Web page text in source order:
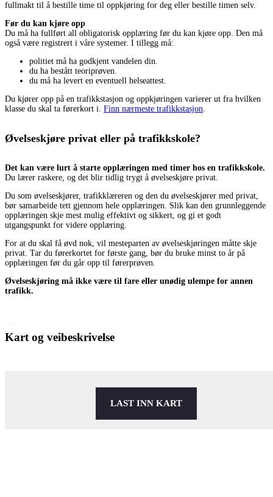
fullmakt til å bestille time til oppkjøring for deg eller bestille timen selv.
Før du kan kjøre opp
Du må ha fullført all obligatorisk opplæring før du kan kjøre opp. Den må
også være registrert i våre systemer. I tillegg må:
politiet må ha godkjent vandelen din.
du ha bestått teoriprøven.
du må ha levert en eventuell helseattest.
Du kjører opp på en trafikkstasjon og oppkjøringen varierer ut fra hvilken
klasse du skal ta førerkort i. Finn nærmeste trafikkstasjon
Øvelseskjøre privat eller på trafikkskole?
Det kan være lurt å starte opplæringen med timer hos en trafikkskole.
Du lærer raskere, og det blir tidlig trygt å øvelseskjøre privat.
Du som øvelseskjører, trafikklæreren og den du øvelseskjører med privat,
bør samarbeide tett gjennom hele opplæringen. Slik kan den grunnleggende
opplæringen skje mest mulig effektivt og sikkert, og gi et godt
utgangspunkt for videre opplæring.
For at du skal få øvd nok, vil mesteparten av øvelseskjøringen måtte skje
privat. Tar du førerkortet for første gang, bør du bruke minst to år på
opplæringen før du går opp til førerprøven.
Øvelseskjøring må ikke være til fare eller unødig ulempe for annen
trafikk.
Kart og veibeskrivelse
LAST INN KART